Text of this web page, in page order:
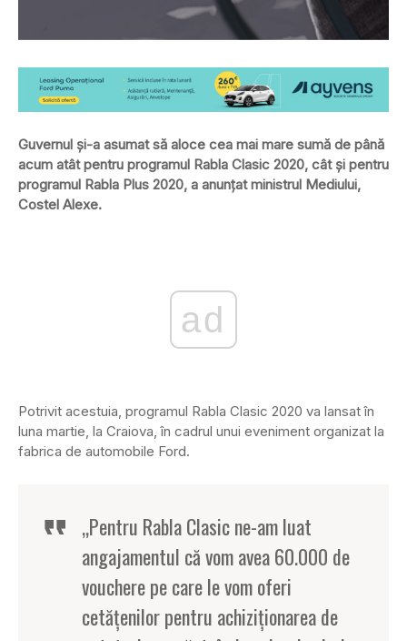
Guvernul şi-a asumat să aloce cea mai mare sumă de până
acum atât pentru programul Rabla Clasic 2020, cât şi pentru
programul Rabla Plus 2020, a anunţat ministrul Mediului,
Costel Alexe.
ad
Potrivit acestuia, programul Rabla Clasic 2020 va lansat în
luna martie, la Craiova, în cadrul unui eveniment organizat la
fabrica de automobile Ford.
„Pentru Rabla Clasic ne-am luat
angajamentul că vom avea 60.000 de
vouchere pe care le vom oferi
cetăţenilor pentru achiziţionarea de